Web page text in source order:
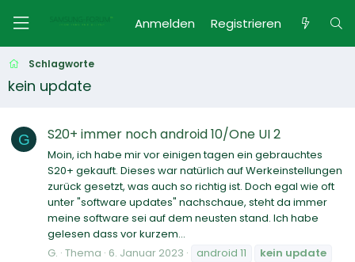
Anmelden Registrieren
Schlagworte
kein update
G S20+ immer noch android 10/One UI 2
Moin, ich habe mir vor einigen tagen ein gebrauchtes
S20+ gekauft. Dieses war natürlich auf Werkeinstellungen
zurück gesetzt, was auch so richtig ist. Doch egal wie oft
unter "software updates" nachschaue, steht da immer
meine software sei auf dem neusten stand. Ich habe
gelesen dass vor kurzem...
G. Thema 6. Januar 2023 android 11 kein update